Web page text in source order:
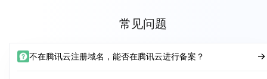
常见问题
不在腾讯云注册域名，能否在腾讯云进行备案？